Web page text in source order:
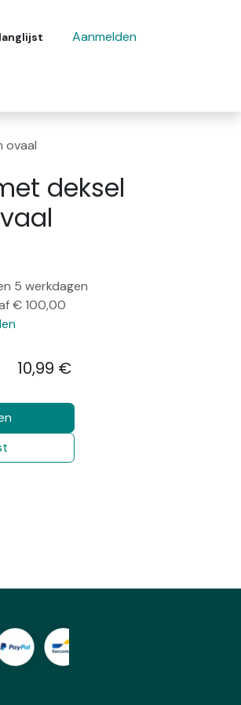
Aanmelden
ovaal
deksel
5 werkdagen
€ 100,00
10,99 €